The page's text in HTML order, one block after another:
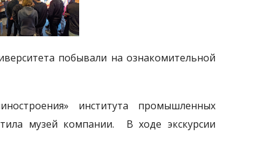
побывали на ознакомительной
института промышленных
музей компании. В ходе экскурсии